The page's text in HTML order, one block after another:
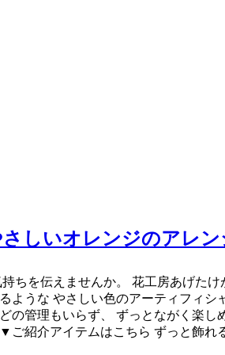
しいオレンジのアレン
ちを伝えませんか。 花工房あげた
うな やさしい色のアーティフィ
の管理もいらず、 ずっとながく楽
紹介アイテムはこちら ずっと飾れ